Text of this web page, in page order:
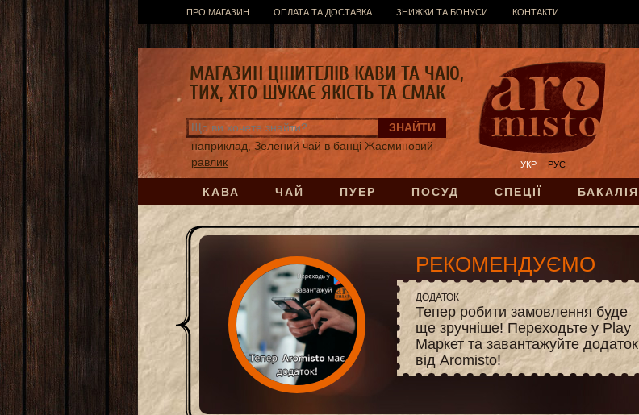
ПРО МАГАЗИН ОПЛАТА ТА ДОСТАВКА ЗНИЖКИ ТА БОНУСИ КОНТАКТИ
КАВА ЧАЙ ПУЕР ПОСУД СПЕЦІЇ БАКАЛІЯ
УКР РУС
наприклад, Зелений чай в банці Жасминовий
равлик
МАГАЗИН ЦІНИТЕЛІВ КАВИ ТА ЧАЮ,
ТИХ, ХТО ШУКАЄ ЯКІСТЬ ТА СМАК
РЕКОМЕНДУЄМО
ДОДАТОК
Тепер робити замовлення буде
ще зручніше! Переходьте у Play
Маркет та завантажуйте додаток
від Aromisto!